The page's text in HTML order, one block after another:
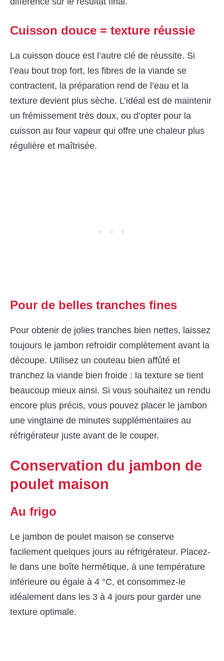
Cuisson douce = texture réussie
La cuisson douce est l’autre clé de réussite. Si
l’eau bout trop fort, les fibres de la viande se
contractent, la préparation rend de l’eau et la
texture devient plus sèche. L’idéal est de maintenir
un frémissement très doux, ou d’opter pour la
cuisson au four vapeur qui offre une chaleur plus
régulière et maîtrisée.
Pour de belles tranches fines
Pour obtenir de jolies tranches bien nettes, laissez
toujours le jambon refroidir complètement avant la
découpe. Utilisez un couteau bien affûté et
tranchez la viande bien froide : la texture se tient
beaucoup mieux ainsi. Si vous souhaitez un rendu
encore plus précis, vous pouvez placer le jambon
une vingtaine de minutes supplémentaires au
réfrigérateur juste avant de le couper.
Conservation du jambon de
poulet maison
Au frigo
Le jambon de poulet maison se conserve
facilement quelques jours au réfrigérateur. Placez-
le dans une boîte hermétique, à une température
inférieure ou égale à 4 °C, et consommez-le
idéalement dans les 3 à 4 jours pour garder une
texture optimale.